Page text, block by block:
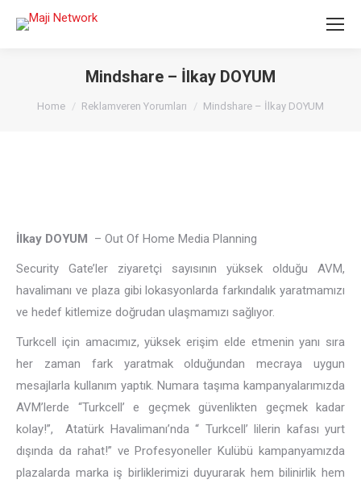
Mindshare – İlkay DOYUM
You are here:
Home Reklamveren Yorumları Mindshare – İlkay DOYUM
İlkay DOYUM – Out Of Home Media Planning
Security Gate’ler ziyaretçi sayısının yüksek olduğu AVM,
havalimanı ve plaza gibi lokasyonlarda farkındalık yaratmamızı
ve hedef kitlemize doğrudan ulaşmamızı sağlıyor.
Turkcell için amacımız, yüksek erişim elde etmenin yanı sıra
her zaman fark yaratmak olduğundan mecraya uygun
mesajlarla kullanım yaptık. Numara taşıma kampanyalarımızda
AVM’lerde “Turkcell’ e geçmek güvenlikten geçmek kadar
kolay!”, Atatürk Havalimanı’nda “ Turkcell’ lilerin kafası yurt
dışında da rahat!” ve Profesyoneller Kulübü kampanyamızda
plazalarda marka iş birliklerimizi duyurarak hem bilinirlik hem